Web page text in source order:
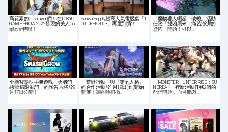
高質素的Cosplayer們！在TOKYO
GAME SHOW 2022發現的美人Co
splayer特輯！
Sanwa Supply超高人氣電競桌「1
00-DESKG003」再度到貨！
「魔物獵人崛起：破曉」活動
任務「雙凶襲來：痛苦澎湃的
恐怖」開始！可以…
全新智慧型手機遊戲「勇者鬥
惡龍 破限亂鬥」的預告片將於9
月17日公開！
「荒野行動」與「第五人格」
的合作活動於1月19日(五)開始
開催！調香師和攝…
「MONSTER HUNTER RISE：SU
NBREAK」裡新活動任務2個的
配信開始，而且肌肉…